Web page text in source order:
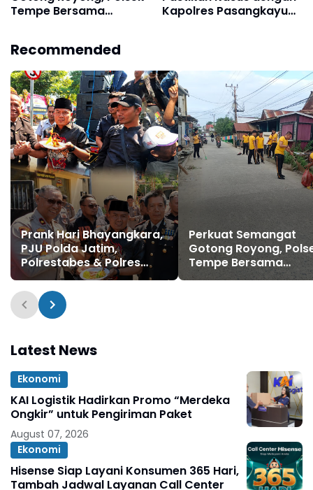
Tempe Bersama
di Watallipue
Kapolres Pasangkayu
Recommended
Prank Hari Bhayangkara,
PJU Polda Jatim,
Polrestabes & Polres
Pelabuhan Tanjung Perak
Keluar Hadapi Massa
AMI, Ujungnya Malah
Potong Kue
Perkuat Semangat
Gotong Royong,
Tempe Bersama
Stakeholder
Latest News
Ekonomi
KAI Logistik Hadirkan Promo “Merdeka
Ongkir” untuk Pengiriman Paket
August 07, 2026
Ekonomi
Hisense Siap Layani Konsumen 365 Hari,
Tambah Jadwal Layanan Call Center